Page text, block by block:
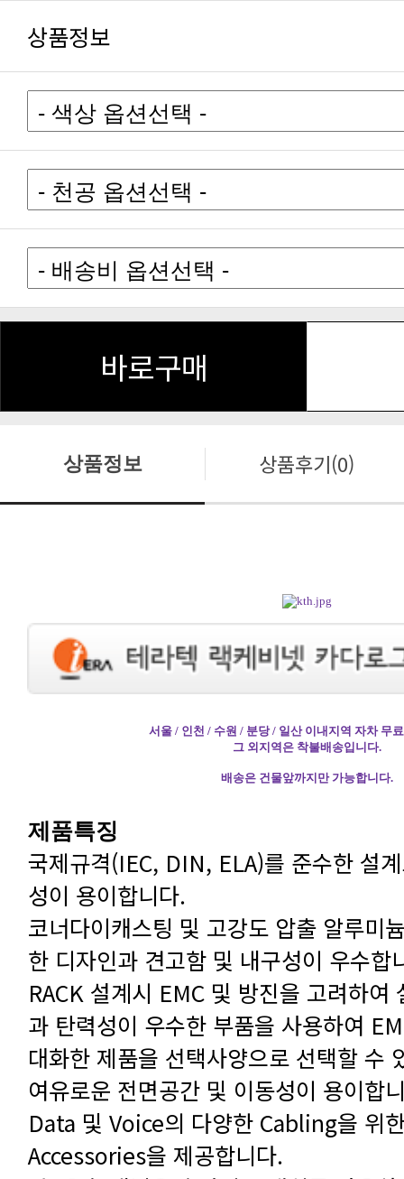
상품정보
바로구매
상품정보 상품후기(0)
서울 / 인천 / 수원 / 분당 / 일산 이내지역 자차 무
그 외지역은 착불배송입니다.
배송은 건물앞까지만 가능합니다.
제품특징
성이 용이합니다.
한 디자인과 견고함 및 내구성이 우수합
대화한 제품을 선택사양으로 선택할 수
여유로운 전면공간 및 이동성이 용이합
Accessories을 제공합니다.